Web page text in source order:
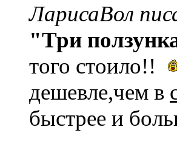
ЛарисаВол
"Три
того стоило!!
дешевле,чем в
быстрее и